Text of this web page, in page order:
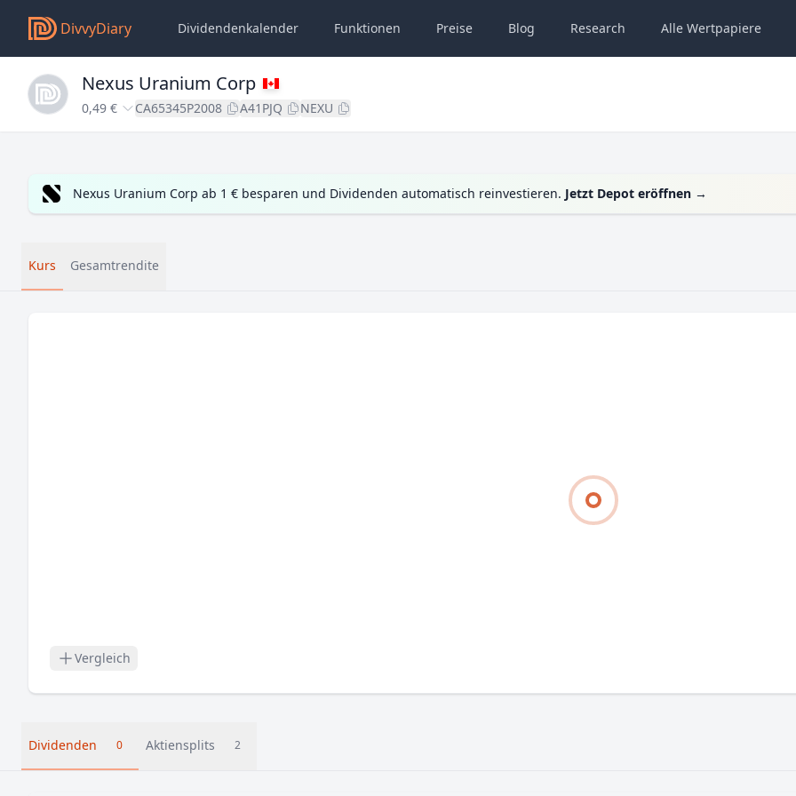
DivvyDiary Dividendenkalender Funktionen Preise Blog Research Alle Wertpapiere
Nexus Uranium Corp
0,49 € CA65345P2008 A41PJQ NEXU
Nexus Uranium Corp ab 1 € besparen und Dividenden automatisch reinvestieren. Jetzt Depot eröffnen →
Kurs Gesamtrendite
Vergleich
Dividenden 0 Aktiensplits 2